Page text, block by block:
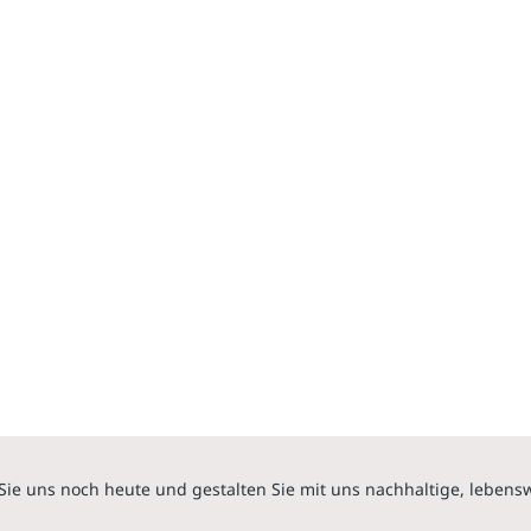
uns noch heute und gestalten Sie mit uns nachhaltige,